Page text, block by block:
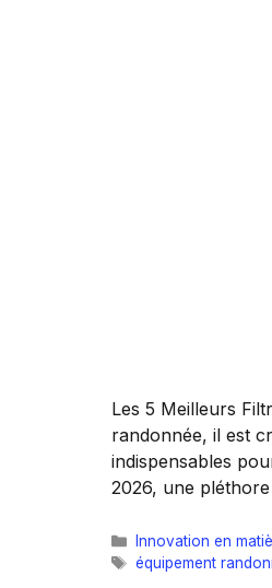
Les 5 Meilleurs
randonnée, il est
indispensables
2026, une
Catégories
Innovation en
Étiquettes
équipement